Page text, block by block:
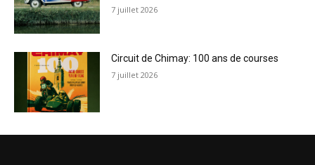
7 juillet 2026
Circuit de Chimay: 100 ans de courses
7 juillet 2026